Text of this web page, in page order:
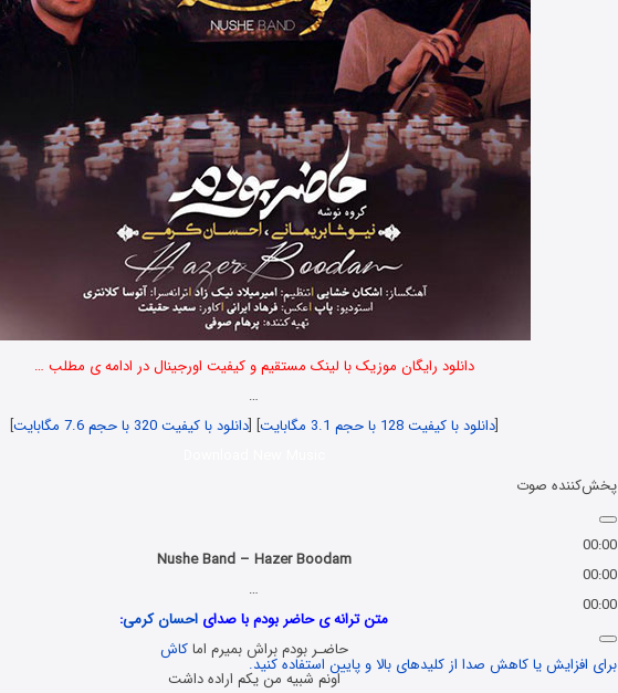
دانلود رایگان موزیک با لینک مستقیم و کیفیت اورجینال در ادامه ی مطلب …
…
[دانلود با کیفیت 128 با حجم 3.1 مگابایت ] [دانلود با کیفیت 320 با حجم 7.6 مگابایت
]
پخش‌کننده صوت
00:00
00:00
00:00
برای افزایش یا کاهش صدا از کلیدهای بالا و پایین استفاده کنید.
Nushe Band – Hazer Boodam
…
متن ترانه ی حاضر بودم با صدای احسان کرمی:
حاضـر بودم براش بمیرم اماکاش
اونم شبیه من یکم اراده داشت